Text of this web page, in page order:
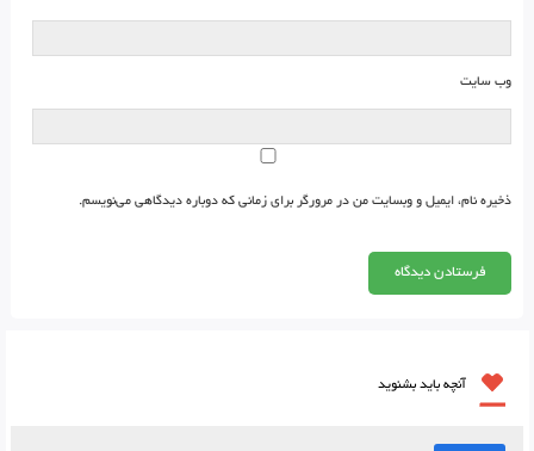
وب‌ سایت
ذخیره نام، ایمیل و وبسایت من در مرورگر برای زمانی که دوباره دیدگاهی می‌نویسم.
آنچه باید بشنوید